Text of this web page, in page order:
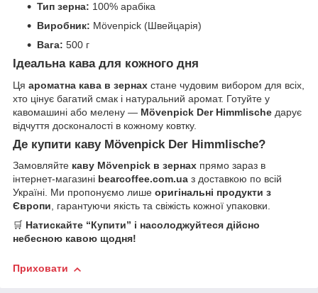
Тип зерна: 100% арабіка
Виробник: Mövenpick (Швейцарія)
Вага: 500 г
Ідеальна кава для кожного дня
Ця ароматна кава в зернах стане чудовим вибором для всіх,
хто цінує багатий смак і натуральний аромат. Готуйте у
кавомашині або мелену — Mövenpick Der Himmlische дарує
відчуття досконалості в кожному ковтку.
Де купити каву Mövenpick Der Himmlische?
Замовляйте каву Mövenpick в зернах прямо зараз в
інтернет-магазині bearcoffee.com.ua з доставкою по всій
Україні. Ми пропонуємо лише оригінальні продукти з
Європи, гарантуючи якість та свіжість кожної упаковки.
🛒 Натискайте “Купити” і насолоджуйтеся дійсно
небесною кавою щодня!
Приховати